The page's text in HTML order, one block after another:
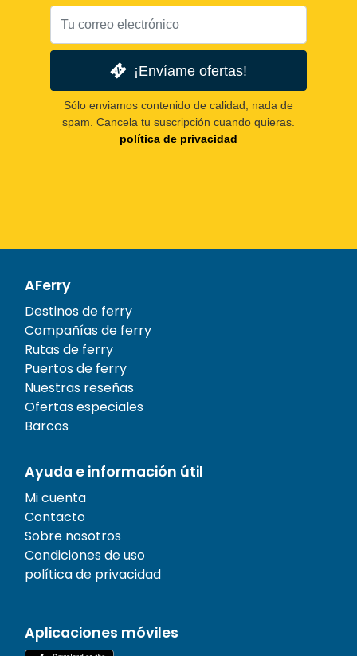
¡Envíame ofertas!
Sólo enviamos contenido de calidad, nada de
spam. Cancela tu suscripción cuando quieras.
política de privacidad
AFerry
Destinos de ferry
Compañías de ferry
Rutas de ferry
Puertos de ferry
Nuestras reseñas
Ofertas especiales
Barcos
Ayuda e información útil
Mi cuenta
Contacto
Sobre nosotros
Condiciones de uso
política de privacidad
Aplicaciones móviles